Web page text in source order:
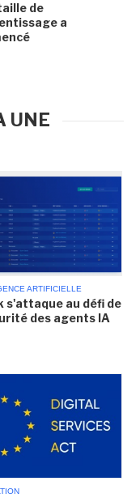
de
a
UNE
ARTIFICIELLE
s'attaque au défi de
des agents IA